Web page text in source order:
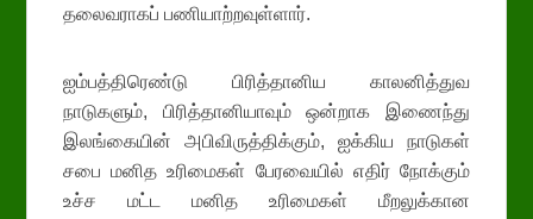
தலைவராகப் பணியாற்றவுள்ளார்.
ஐம்பத்திரெண்டு பிரித்தானிய காலனித்துவ
நாடுகளும், பிரித்தானியாவும் ஒன்றாக இணைந்து
இலங்கையின் அபிவிருத்திக்கும், ஐக்கிய நாடுகள்
சபை மனித உரிமைகள் பேரவையில் எதிர் நோக்கும்
உச்ச மட்ட மனித உரிமைகள் மீறலுக்கான